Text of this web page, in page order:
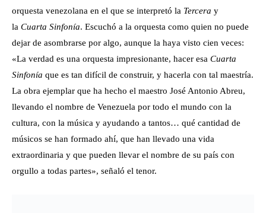
orquesta venezolana en el que se interpretó la Tercera y
la Cuarta Sinfonía. Escuchó a la orquesta como quien no puede
dejar de asombrarse por algo, aunque la haya visto cien veces:
«La verdad es una orquesta impresionante, hacer esa Cuarta
Sinfonía que es tan difícil de construir, y hacerla con tal maestría.
La obra ejemplar que ha hecho el maestro José Antonio Abreu,
llevando el nombre de Venezuela por todo el mundo con la
cultura, con la música y ayudando a tantos… qué cantidad de
músicos se han formado ahí, que han llevado una vida
extraordinaria y que pueden llevar el nombre de su país con
orgullo a todas partes», señaló el tenor.